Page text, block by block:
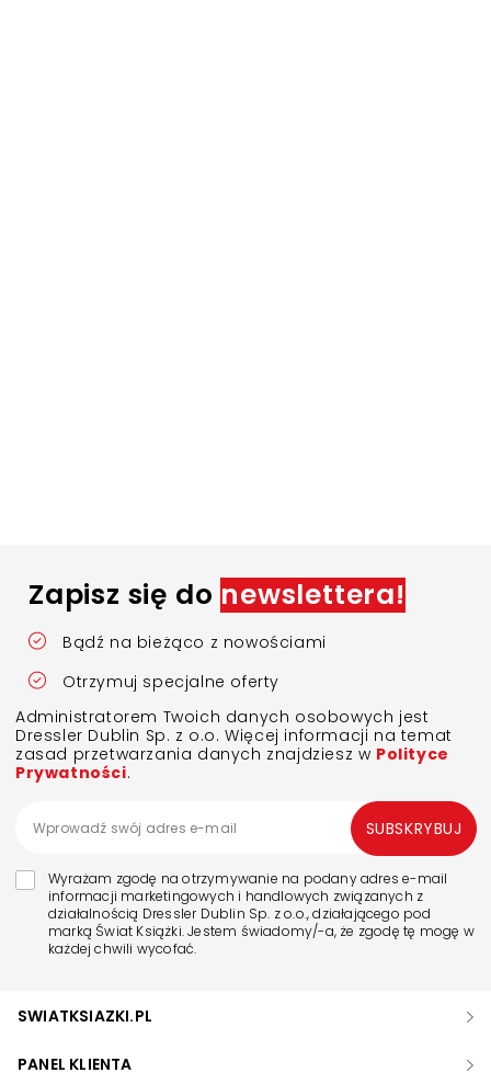
Zapisz się do newslettera!
Bądź na bieżąco z nowościami
Otrzymuj specjalne oferty
Administratorem Twoich danych osobowych jest
Dressler Dublin Sp. z o.o. Więcej informacji na temat
zasad przetwarzania danych znajdziesz w Polityce
Prywatności.
Wyrażam zgodę na otrzymywanie na podany adres e-mail
informacji marketingowych i handlowych związanych z
działalnością Dressler Dublin Sp. z o.o., działającego pod
marką Świat Książki. Jestem świadomy/-a, że zgodę tę mogę w
każdej chwili wycofać.
SUBSKRYBUJ
SWIATKSIAZKI.PL
PANEL KLIENTA